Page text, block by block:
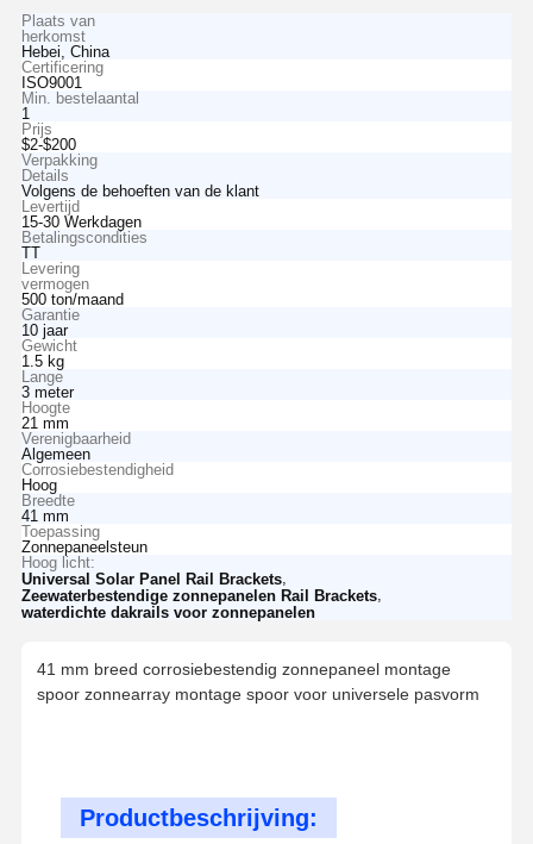
Plaats van
herkomst
Hebei, China
Certificering
ISO9001
Min. bestelaantal
1
Prijs
$2-$200
Verpakking
Details
Volgens de behoeften van de klant
Levertijd
15-30 Werkdagen
Betalingscondities
TT
Levering
vermogen
500 ton/maand
Garantie
10 jaar
Gewicht
1.5 kg
Lange
3 meter
Hoogte
21 mm
Verenigbaarheid
Algemeen
Corrosiebestendigheid
Hoog
Breedte
41 mm
Toepassing
Zonnepaneelsteun
Hoog licht:
Universal Solar Panel Rail Brackets,
Zeewaterbestendige zonnepanelen Rail Brackets,
waterdichte dakrails voor zonnepanelen
41 mm breed corrosiebestendig zonnepaneel montage
spoor zonnearray montage spoor voor universele pasvorm
Productbeschrijving: